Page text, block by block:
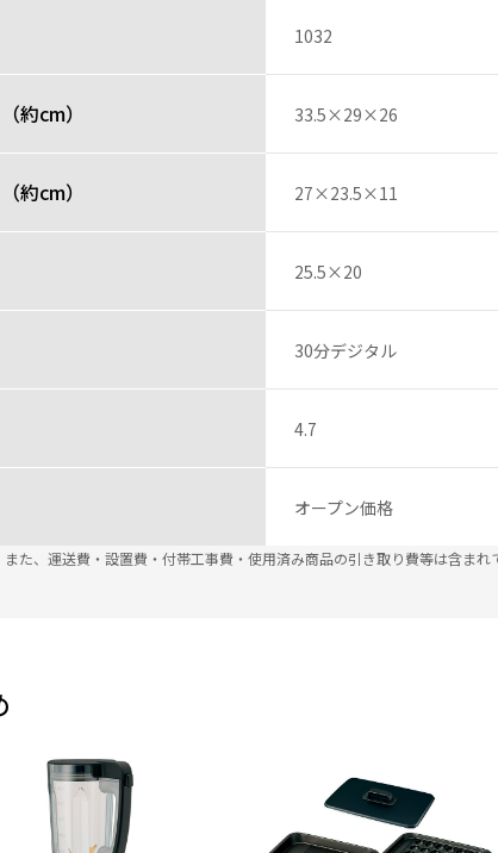
1032
約cm） 33.5×29×26
約cm） 27×23.5×11
25.5×20
30分デジタル
4.7
オープン価格
た、運送費・設置費・付帯工事費・使用済み商品の引き取り費等は含まれ